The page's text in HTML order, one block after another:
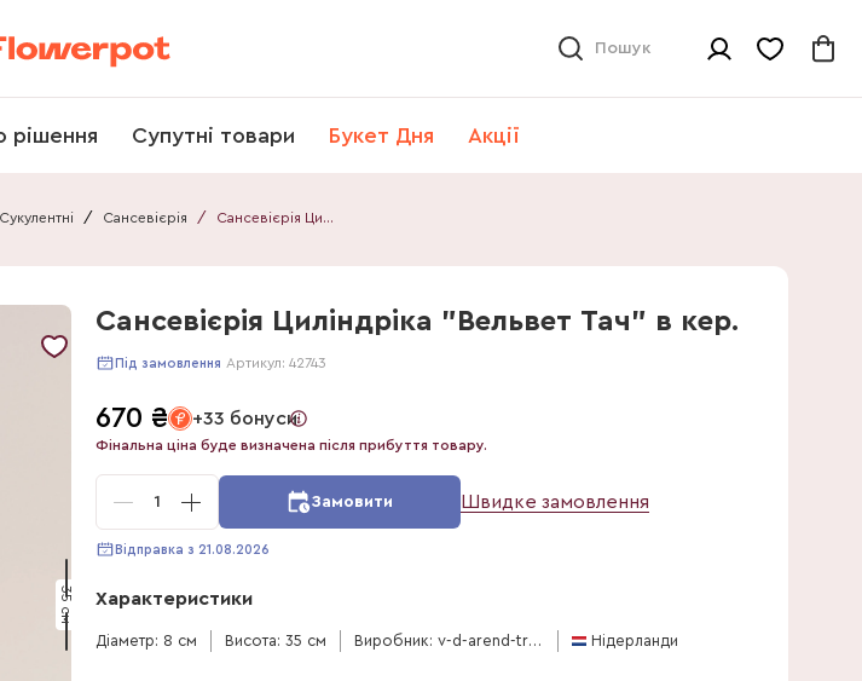
Пошук
рішення Супутні товари Букет Дня Акції
Сукулентні / Сансевієрія / Сансевієрія Циліндріка "Вельвет Тач" в кер.
35 см
Сансевієрія Циліндріка "Вельвет Тач" в кер.
Під замовлення Артикул: 42743
670 ₴ +33 бонуси
Фінальна ціна буде визначена після прибуття товару.
1 Замовити Швидке замовлення
Відправка з 21.08.2026
Характеристики
Діаметр: 8 см Висота: 35 см Виробник: v-d-arend-tropical Нідерланди